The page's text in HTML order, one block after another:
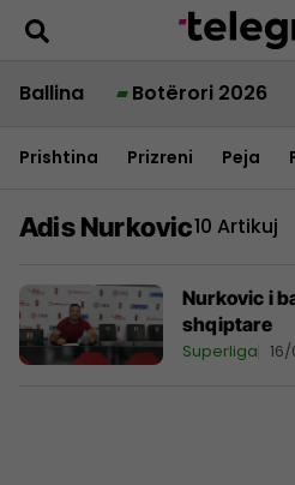
Ballina Botërori 2026
Prishtina Prizreni Peja
Adis Nurkovic10 Artikuj
Nurkovic i
shqiptare
Superliga